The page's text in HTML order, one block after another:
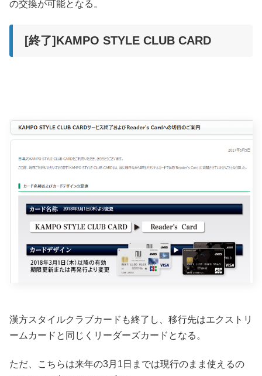
の交換が可能となる。
[終了]KAMPO STYLE CLUB CARD
漢方スタイルクラブカードも終了し、移行先はエクストリ
ームカードと同じくリーダーズカードとなる。
ただ、こちらは来年の3月1日までは現行のまま使えるの